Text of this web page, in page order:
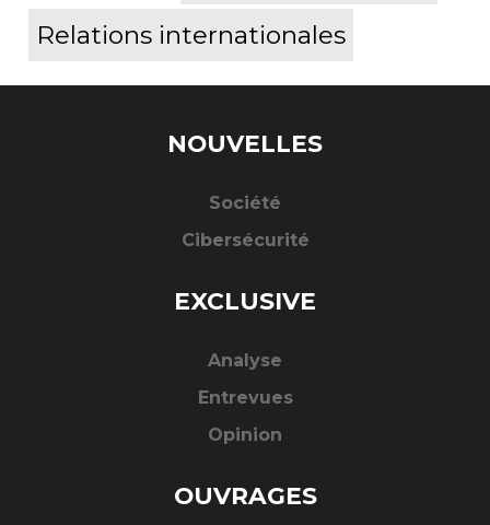
Relations internationales
NOUVELLES
Société
Cibersécurité
EXCLUSIVE
Analyse
Entrevues
Opinion
OUVRAGES